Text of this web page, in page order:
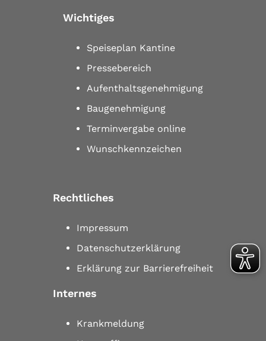
Wichtiges
Speiseplan Kantine
Pressebereich
Aufenthaltsgenehmigung
Baugenehmigung
Terminvergabe online
Wunschkennzeichen
Rechtliches
Impressum
Datenschutzerklärung
Erklärung zur Barrierefreiheit
Internes
Krankmeldung